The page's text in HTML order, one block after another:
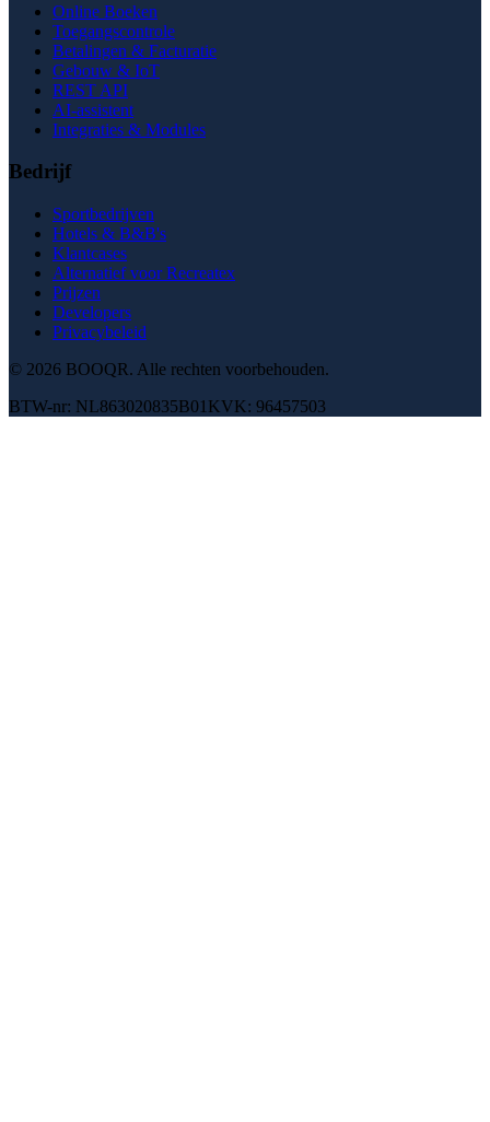
Online Boeken
Toegangscontrole
Betalingen & Facturatie
Gebouw & IoT
REST API
AI-assistent
Integraties & Modules
Bedrijf
Sportbedrijven
Hotels & B&B's
Klantcases
Alternatief voor Recreatex
Prijzen
Developers
Privacybeleid
© 2026 BOOQR. Alle rechten voorbehouden.
BTW-nr: NL863020835B01 KVK: 96457503